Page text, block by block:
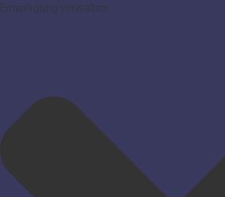
Einwilligung verwalten